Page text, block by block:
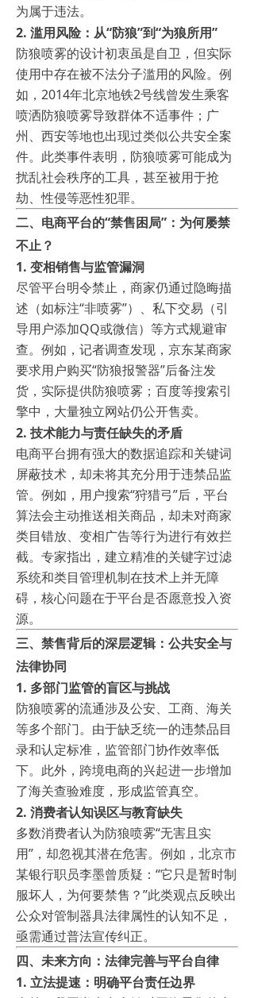
为属于违法。
2. 滥用风险：从“防狼”到“为狼所用”
防狼喷雾的设计初衷虽是自卫，但实际
使用中存在被不法分子滥用的风险。例
如，2014年北京地铁2号线曾发生乘客
喷洒防狼喷雾导致群体不适事件；广
州、西安等地也出现过类似公共安全案
件。此类事件表明，防狼喷雾可能成为
扰乱社会秩序的工具，甚至被用于抢
劫、性侵等恶性犯罪。
二、电商平台的“禁售困局”：为何屡禁
不止？
1. 变相销售与监管漏洞
尽管平台明令禁止，商家仍通过隐晦描
述（如标注“非喷雾”）、私下交易（引
导用户添加QQ或微信）等方式规避审
查。例如，记者调查发现，京东某商家
要求用户购买“防狼报警器”后备注发
货，实际提供防狼喷雾；百度等搜索引
擎中，大量独立网站仍公开售卖。
2. 技术能力与责任缺失的矛盾
电商平台拥有强大的数据追踪和关键词
屏蔽技术，却未将其充分用于违禁品监
管。例如，用户搜索“狩猎弓”后，平台
算法会主动推送相关商品，却未对商家
类目错放、变相广告等行为进行有效拦
截。专家指出，建立精准的关键字过滤
系统和类目管理机制在技术上并无障
碍，核心问题在于平台是否愿意投入资
源。
三、禁售背后的深层逻辑：公共安全与
法律协同
1. 多部门监管的盲区与挑战
防狼喷雾的流通涉及公安、工商、海关
等多个部门。由于缺乏统一的违禁品目
录和认定标准，监管部门协作效率低
下。此外，跨境电商的兴起进一步增加
了海关查验难度，形成监管真空。
2. 消费者认知误区与教育缺失
多数消费者认为防狼喷雾“无害且实
用”，却忽视其潜在危害。例如，北京市
某银行职员李墨曾质疑：“它只是暂时制
服坏人，为何要禁售？”此类观点反映出
公众对管制器具法律属性的认知不足，
亟需通过普法宣传纠正。
四、未来方向：法律完善与平台自律
1. 立法提速：明确平台责任边界